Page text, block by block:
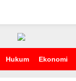
Hukum Ekonomi